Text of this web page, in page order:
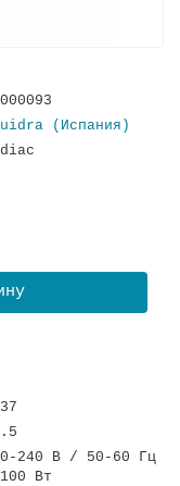
(Испания)
240 В / 50-60 Гц
Вт